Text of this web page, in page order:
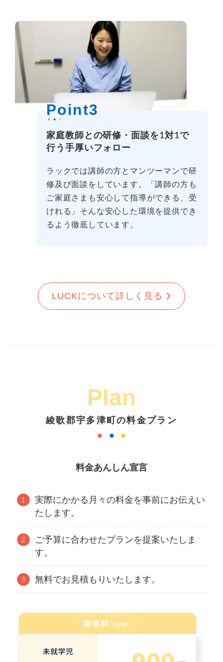
Point3
家庭教師との研修・面談を1対1で
行う手厚いフォロー
ラックでは講師の方とマンツーマンで研
修及び面談をしています。「講師の方も
ご家庭さまも安心して指導ができる、受
けれる」そんな安心した環境を提供でき
るよう徹底しています。
LUCKについて詳しく見る
Plan
綾歌郡宇多津町の料金プラン
料金あんしん宣言
実際にかかる月々の料金を事前にお伝えい
たします。
ご予算に合わせたプランを提案いたしま
す。
無料でお見積もりいたします。